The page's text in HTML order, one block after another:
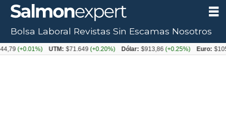
Bolsa Laboral Revistas Sin Escamas Nosotros
UTM: $71.649(+0.20%) Dólar: $913,86(+0.25%) Euro: $1053,08